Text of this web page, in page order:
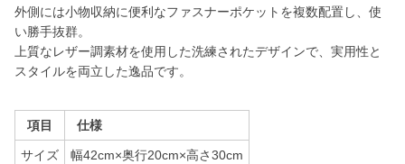
外側には小物収納に便利なファスナーポケットを複数配置し、使
い勝手抜群。
上質なレザー調素材を使用した洗練されたデザインで、実用性と
スタイルを両立した逸品です。
項目 仕様
サイズ 幅42cm×奥行20cm×高さ30cm